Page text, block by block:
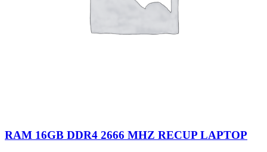
RAM 16GB DDR4 2666 MHZ RECUP LAPTOP